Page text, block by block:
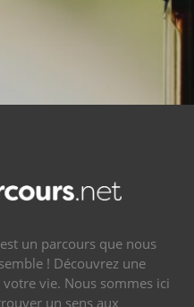
un parcours que nous
! Découvrez une
vie. Nous sommes ici
un sens aux